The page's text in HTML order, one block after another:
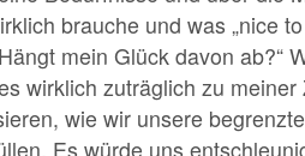
brauche und was „nice
mein Glück davon ab?“
wirklich zuträglich zu
wie wir unsere
Es würde uns